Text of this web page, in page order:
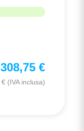
308,75 €
€ (IVA inclusa)